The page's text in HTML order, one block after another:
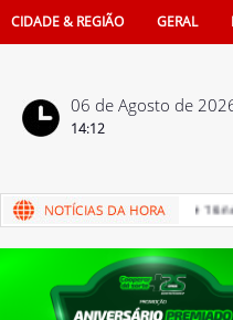
CIDADE & REGIÃO GERAL
06 de Agosto de
14:12
Pais terá sorteio de iPhone 16 no